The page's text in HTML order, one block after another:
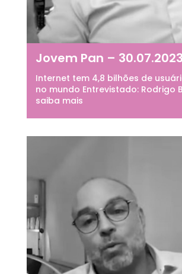
Jovem Pan – 30.07.2023
Internet tem 4,8 bilhões de
no mundo Entrevistado: Rodrigo
saiba mais